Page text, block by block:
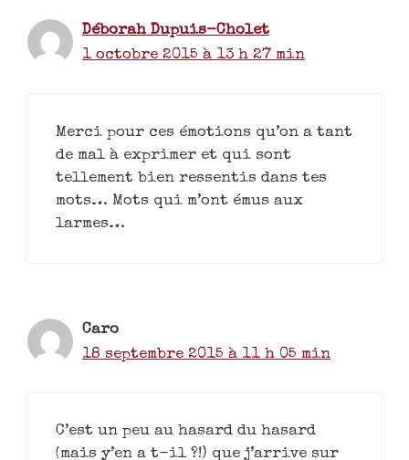
Déborah Dupuis-Cholet
1 octobre 2015 à 13 h 27 min
Merci pour ces émotions qu’on a tant
de mal à exprimer et qui sont
tellement bien ressentis dans tes
mots… Mots qui m’ont émus aux
larmes…
Caro
18 septembre 2015 à 11 h 05 min
C’est un peu au hasard du hasard
(mais y’en a t-il ?!) que j’arrive sur